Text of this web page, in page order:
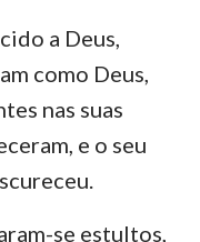
a Deus,
como Deus,
nas suas
e o seu
se estultos,